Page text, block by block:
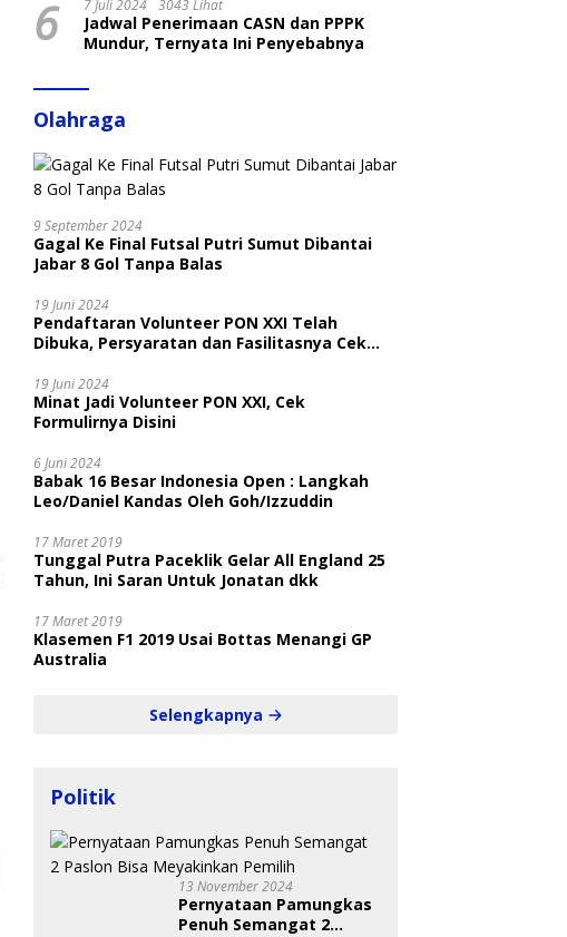
6 7 Juli 2024 3043 Lihat
Jadwal Penerimaan CASN dan PPPK
Mundur, Ternyata Ini Penyebabnya
Olahraga
9 September 2024
Gagal Ke Final Futsal Putri Sumut Dibantai
Jabar 8 Gol Tanpa Balas
19 Juni 2024
Pendaftaran Volunteer PON XXI Telah
Dibuka, Persyaratan dan Fasilitasnya Cek
19 Juni 2024
Minat Jadi Volunteer PON XXI, Cek
Formulirnya Disini
6 Juni 2024
Babak 16 Besar Indonesia Open : Langkah
Leo/Daniel Kandas Oleh Goh/Izzuddin
17 Maret 2019
Tunggal Putra Paceklik Gelar All England 25
Tahun, Ini Saran Untuk Jonatan dkk
17 Maret 2019
Klasemen F1 2019 Usai Bottas Menangi GP
Australia
Selengkapnya
Politik
13 November 2024
Pernyataan Pamungkas
Penuh Semangat 2